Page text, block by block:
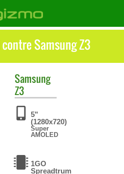
Samsung Z3
Samsung
Z3
5"
(1280x720)
Super
AMOLED
1GO
Spreadtrum